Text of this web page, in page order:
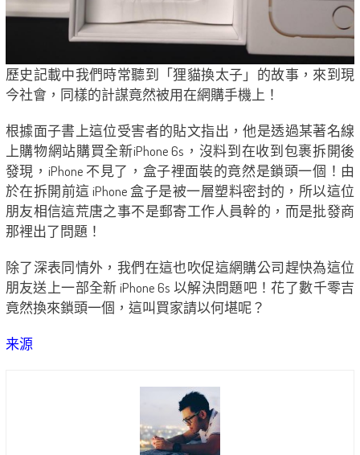
歷史記載中我們時常聽到「狸貓換太子」的故事，來到現
今社會，同樣的計謀竟然被用在網購手機上！
根據面子書上這位受害者的貼文指出，他是透過某著名線
上購物網站購買全新iPhone 6s，沒料到在收到包裹拆開後
發現，iPhone 不見了，盒子裡面裝的竟然是鎖頭一個！由
於在拆開前這 iPhone 盒子是被一層塑料密封的，所以這位
朋友相信這荒唐之事不是郵寄工作人員幹的，而是批發商
那裡出了問題！
除了深表同情外，我們在這也吹促這網購公司趕快為這位
朋友送上一部全新 iPhone 6s 以解決問題吧！花了數千零吉
竟然換來鎖頭一個，這叫買家請以何堪呢？
来源